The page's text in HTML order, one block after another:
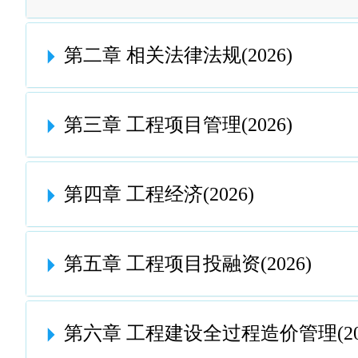
第二章 相关法律法规(2026)
第三章 工程项目管理(2026)
第四章 工程经济(2026)
第五章 工程项目投融资(2026)
第六章 工程建设全过程造价管理